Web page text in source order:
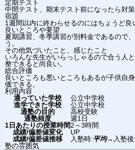
定期テスト
中間テスト、期末テスト前になったら対
宿題
1週間以内に終わらせるのにはちょうど良
良いところや要望
夏期講習、冬季講習が別料金であるので
う。
その他気づいたこと、感じたこと
いろんな先生がいらっしゃるので合う人
整できると尚良い。
総合評価
良いところも悪いところもあるが子供自
価できる。
利用内容
通っていた学校
公立中学校
進学できた学校
公立中学校
通塾の目的
高校受験
通塾頻度
週1日
1日あたりの授業時間2～3時間
成績/偏差値変化
UP
成績/偏差値推移
入塾時:平均→ 入塾後:
塾の雰囲気